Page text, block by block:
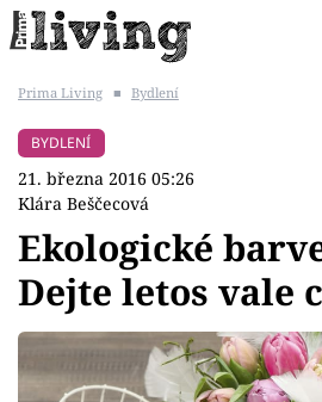
BYDLENÍ SLAVNÝCH
Témata
Prima Living ■ Bydlení
BYDLENÍ
21. března 2016 05:26
Klára Beščecová
Ekologické
Dejte letos vale